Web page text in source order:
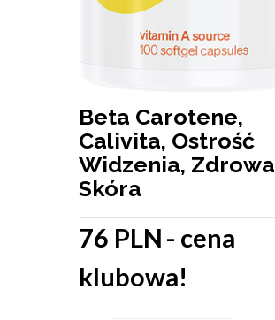
Beta Carotene,
Calivita, Ostrość
Widzenia, Zdrowa
Skóra
76 PLN - cena
klubowa!